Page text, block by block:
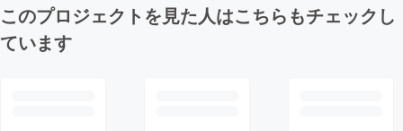
このプロジェクトを見た人はこちらもチェックし
ています